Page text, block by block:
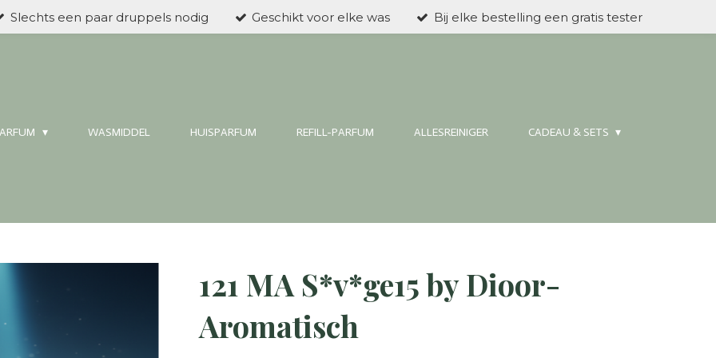
Slechts een paar druppels nodig Geschikt voor elke was Bij elke bestelling een gratis tester
WASMIDDEL HUISPARFUM REFILL-PARFUM ALLESREINIGER CADEAU & SETS
121 MA S*v*ge15 by Dioor-
Aromatisch